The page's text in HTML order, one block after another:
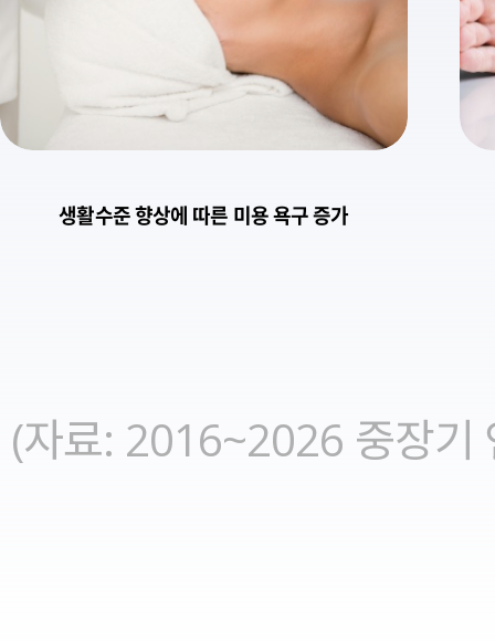
생활수준 향상에 따른 미용 욕구 증가
(자료: 2016~2026 중장기